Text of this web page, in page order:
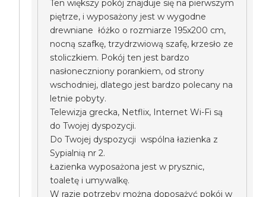
Ten większy pokój znajduje się na pierwszym
piętrze, i wyposażony jest w wygodne
drewniane łóżko o rozmiarze 195x200 cm,
nocną szafkę, trzydrzwiową szafę, krzesło ze
stoliczkiem. Pokój ten jest bardzo
nasłoneczniony porankiem, od strony
wschodniej, dlatego jest bardzo polecany na
letnie pobyty.
Telewizja grecka, Netflix, Internet Wi-Fi są
do Twojej dyspozycji.
Do Twojej dyspozycji wspólna łazienka z
Sypialnią nr 2.
Łazienka wyposażona jest w prysznic,
toaletę i umywalkę.
W razie potrzeby można doposażyć pokój w